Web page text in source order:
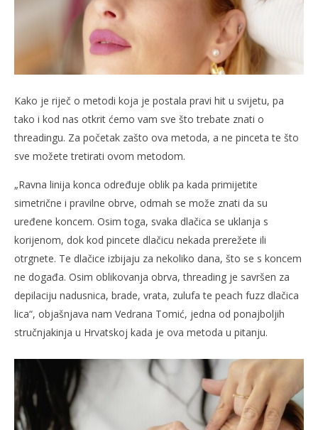
Kako je riječ o metodi koja je postala pravi hit u svijetu, pa
tako i kod nas otkrit ćemo vam sve što trebate znati o
threadingu. Za početak zašto ova metoda, a ne pinceta te što
sve možete tretirati ovom metodom.
„Ravna linija konca određuje oblik pa kada primijetite
simetrične i pravilne obrve, odmah se može znati da su
uređene koncem. Osim toga, svaka dlačica se uklanja s
korijenom, dok kod pincete dlačicu nekada prerežete ili
otrgnete. Te dlačice izbijaju za nekoliko dana, što se s koncem
ne događa. Osim oblikovanja obrva, threading je savršen za
depilaciju nadusnica, brade, vrata, zulufa te peach fuzz dlačica
lica“, objašnjava nam Vedrana Tomić, jedna od ponajboljih
stručnjakinja u Hrvatskoj kada je ova metoda u pitanju.